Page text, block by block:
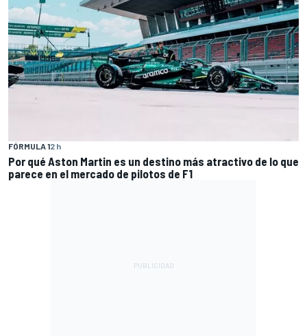
FÓRMULA 12 h
Por qué Aston Martin es un destino más atractivo de lo que
parece en el mercado de pilotos de F1